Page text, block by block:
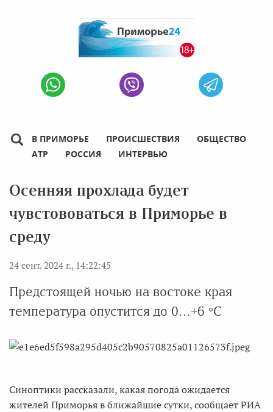
В ПРИМОРЬЕ ПРОИСШЕСТВИЯ
ОБЩЕСТВО
АТР
РОССИЯ ИНТЕРВЬЮ
Осенняя прохлада будет
чувстововаться в Приморье в
среду
24 сент. 2024 г., 14:22:45
Предстоящей ночью на востоке края
температура опустится до 0…+6 °С
Синоптики рассказали, какая погода ожидается
жителей Приморья в ближайшие сутки, сообщает РИА